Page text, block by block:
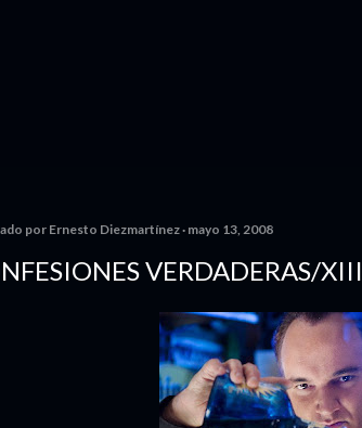
porErnesto Diezmartínez mayo 13, 2008
VERDADERAS/XIII